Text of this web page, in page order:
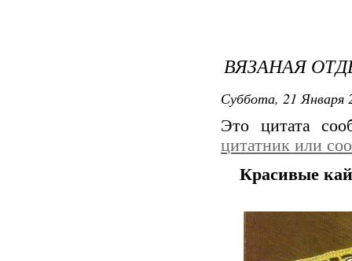
ВЯЗАНАЯ
Суббота, 21 Января
Это цитата
цитатник или
Красивые